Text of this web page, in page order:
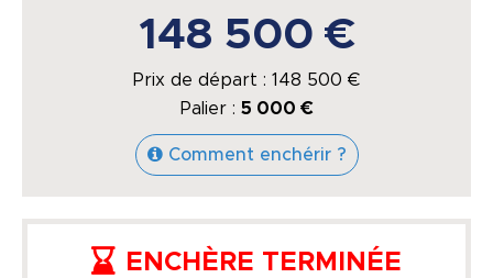
148 500 €
Prix de départ : 148 500 €
Palier : 5 000 €
Comment enchérir ?
ENCHÈRE TERMINÉE